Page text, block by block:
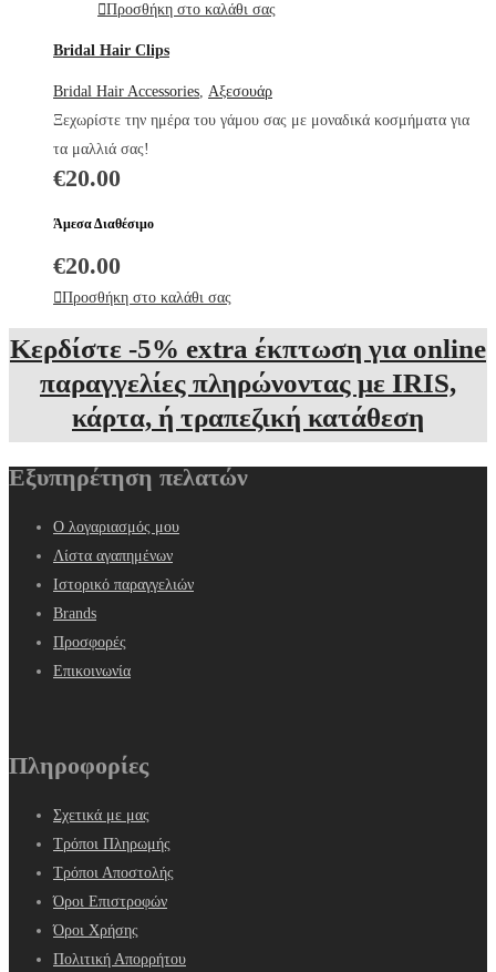
Προσθήκη στο καλάθι σας
Bridal Hair Clips
Bridal Hair Accessories, Αξεσουάρ
Ξεχωρίστε την ημέρα του γάμου σας με μοναδικά κοσμήματα για
τα μαλλιά σας!
€20.00
Άμεσα Διαθέσιμο
€20.00
Προσθήκη στο καλάθι σας
Κερδίστε -5% extra έκπτωση για online
παραγγελίες πληρώνοντας με IRIS,
κάρτα, ή τραπεζική κατάθεση
Εξυπηρέτηση πελατών
Ο λογαριασμός μου
Λίστα αγαπημένων
Ιστορικό παραγγελιών
Brands
Προσφορές
Επικοινωνία
Πληροφορίες
Σχετικά με μας
Τρόποι Πληρωμής
Τρόποι Αποστολής
Όροι Επιστροφών
Όροι Χρήσης
Πολιτική Απορρήτου